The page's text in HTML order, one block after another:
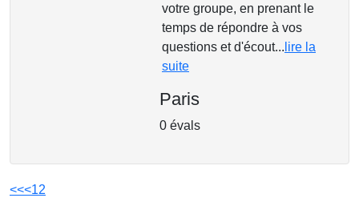
votre groupe, en prenant le
temps de répondre à vos
questions et d'écout... lire la
suite
Paris
0 évals
<<<12